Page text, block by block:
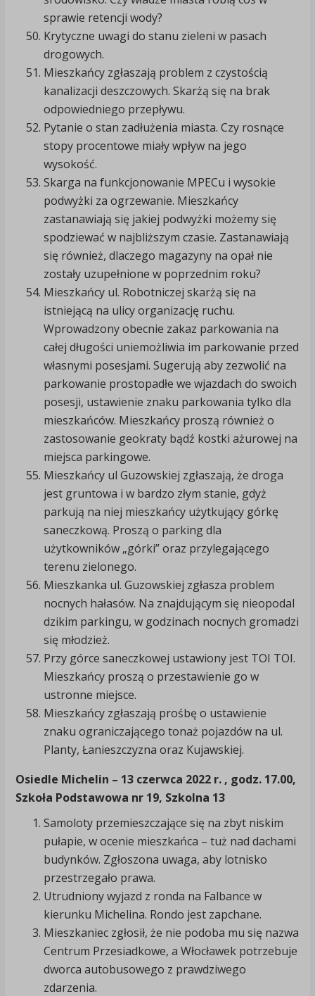
sprawie retencji wody?
Krytyczne uwagi do stanu zieleni w pasach
drogowych.
Mieszkańcy zgłaszają problem z czystością
kanalizacji deszczowych. Skarżą się na brak
odpowiedniego przepływu.
Pytanie o stan zadłużenia miasta. Czy rosnące
stopy procentowe miały wpływ na jego
wysokość.
Skarga na funkcjonowanie MPECu i wysokie
podwyżki za ogrzewanie. Mieszkańcy
zastanawiają się jakiej podwyżki możemy się
spodziewać w najbliższym czasie. Zastanawiają
się również, dlaczego magazyny na opał nie
zostały uzupełnione w poprzednim roku?
Mieszkańcy ul. Robotniczej skarżą się na
istniejącą na ulicy organizację ruchu.
Wprowadzony obecnie zakaz parkowania na
całej długości uniemożliwia im parkowanie przed
własnymi posesjami. Sugerują aby zezwolić na
parkowanie prostopadłe we wjazdach do swoich
posesji, ustawienie znaku parkowania tylko dla
mieszkańców. Mieszkańcy proszą również o
zastosowanie geokraty bądź kostki ażurowej na
miejsca parkingowe.
Mieszkańcy ul Guzowskiej zgłaszają, że droga
jest gruntowa i w bardzo złym stanie, gdyż
parkują na niej mieszkańcy użytkujący górkę
saneczkową. Proszą o parking dla
użytkowników „górki” oraz przylegającego
terenu zielonego.
Mieszkanka ul. Guzowskiej zgłasza problem
nocnych hałasów. Na znajdującym się nieopodal
dzikim parkingu, w godzinach nocnych gromadzi
się młodzież.
Przy górce saneczkowej ustawiony jest TOI TOI.
Mieszkańcy proszą o przestawienie go w
ustronne miejsce.
Mieszkańcy zgłaszają prośbę o ustawienie
znaku ograniczającego tonaż pojazdów na ul.
Planty, Łanieszczyzna oraz Kujawskiej.
Osiedle Michelin – 13 czerwca 2022 r. , godz. 17.00,
Szkoła Podstawowa nr 19, Szkolna 13
Samoloty przemieszczające się na zbyt niskim
pułapie, w ocenie mieszkańca – tuż nad dachami
budynków. Zgłoszona uwaga, aby lotnisko
przestrzegało prawa.
Utrudniony wyjazd z ronda na Falbance w
kierunku Michelina. Rondo jest zapchane.
Mieszkaniec zgłosił, że nie podoba mu się nazwa
Centrum Przesiadkowe, a Włocławek potrzebuje
dworca autobusowego z prawdziwego
zdarzenia.